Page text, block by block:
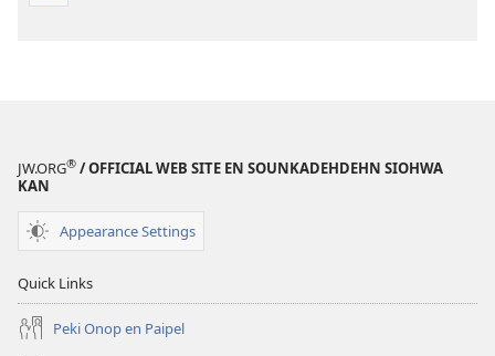
JW.ORG® / OFFICIAL WEB SITE EN SOUNKADEHDEHN SIOHWA
KAN
Appearance Settings
Quick Links
Peki Onop en Paipel